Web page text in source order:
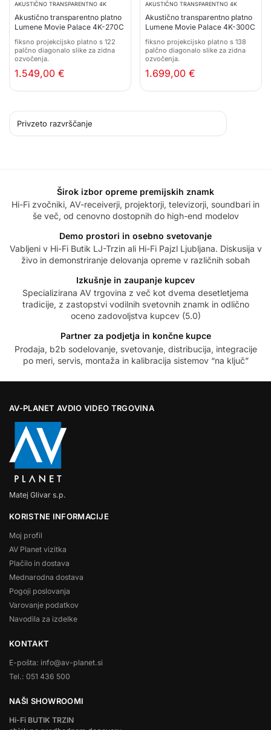
AKUSTIČNO TRANSPARENTNO 4K
Akustično transparentno platno
Lumene Movie Palace 4K-270C
fiksno projekcijsko platno s 122
palčno diagonalo slike za zidna
ozvočenja.
1.549,00 €
AKUSTIČNO TRANSPARENTNO 4K
Akustično transparentno platno
Lumene Movie Palace 4K-300C
fiksno projekcijsko platno s 138
palčno diagonalo slike za zidna
ozvočenja.
1.699,00 €
Širok izbor opreme premijskih znamk
Hi-Fi zvočniki, AV-receiverji, projektorji, televizorji, soundbari in
še več, od cenovno dostopnih do high-end modelov
Demo prostori in osebno svetovanje
Vabljeni v Hi-Fi Butik LJ-Trzin ali Hi-Fi Pajzl Ljubljana. Diskusija v
živo in demonstriranje delovanja opreme v različnih sobah
Izkušnje in zaupanje kupcev
Specializirana AV trgovina z več kot dvema desetletjema
tradicije, z zastopstvi vodilnih svetovnih znamk in odlično
oceno zadovoljstva kupcev (5.0)
Partner za podjetja in končne kupce
Prodaja, b2b sodelovanje, svetovanje, distribucija, integracije
po meri, servis, montaža in kalibracija sistemov “na ključ”
AV-PLANET AVDIO VIDEO TRGOVINA
Matej Glivar s.p.
KORISTNE INFORMACIJE
Moj profil
AV Planet vizitka
Plačilo in dostava
Mednarodna dostava
Pogoji poslovanja
Varovanje podatkov
Navodila za izdelke
KONTAKT
E-pošta: info@av-planet.si
Tel.: 051 436 500
NAŠI SHOWROOMI
Hi-Fi BUTIK TRZIN